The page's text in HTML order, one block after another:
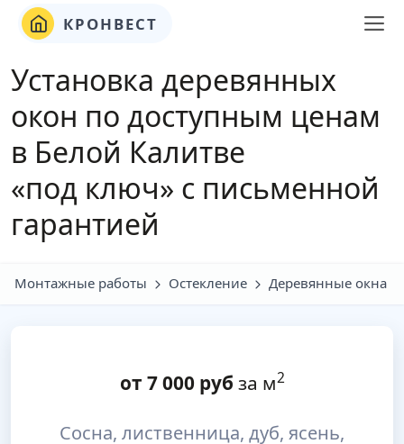
КРОНВЕСТ
Установка деревянных
окон по доступным ценам
в Белой Калитве
«под ключ» с письменной
гарантией
Монтажные работы Остекление Деревянные окна
от 7 000руб за м2
Сосна, лиственница, дуб, ясень,